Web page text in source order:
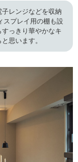
レンジなどを収納
スプレイ用の棚も設
っきり華やかなキ
思います。